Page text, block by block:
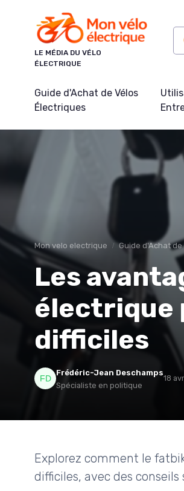
LE MÉDIA DU VÉLO
ÉLECTRIQUE
Guide d'Achat de Vélos
Électriques
Mon velo electrique Guide d'Achat
Les
électrique
difficiles
Frédéric-Jean Deschamps
Spécialiste en politique
18
Explorez comment le
difficiles, avec des